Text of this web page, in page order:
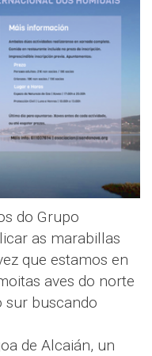
do Grupo
as marabillas
que estamos en
aves do norte
sur buscando
de Alcaián, un